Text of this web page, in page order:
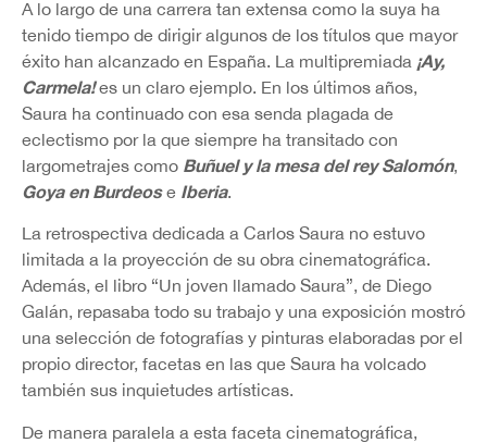
A lo largo de una carrera tan extensa como la suya ha
tenido tiempo de dirigir algunos de los títulos que mayor
éxito han alcanzado en España. La multipremiada ¡Ay,
Carmela!es un claro ejemplo. En los últimos años,
Saura ha continuado con esa senda plagada de
eclectismo por la que siempre ha transitado con
largometrajes como Buñuel y la mesa del rey Salomón,
Goya en Burdeose Iberia.
La retrospectiva dedicada a Carlos Saura no estuvo
limitada a la proyección de su obra cinematográfica.
Además, el libro “Un joven llamado Saura”, de Diego
Galán, repasaba todo su trabajo y una exposición mostró
una selección de fotografías y pinturas elaboradas por el
propio director, facetas en las que Saura ha volcado
también sus inquietudes artísticas.
De manera paralela a esta faceta cinematográfica,